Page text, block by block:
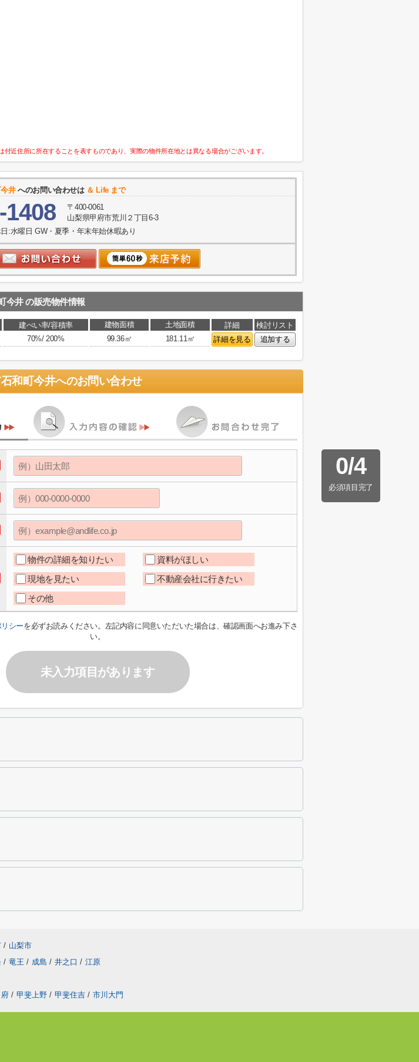
近住所に所在することを表すものであり、実際の物件所在地とは異なる場合がございます。
今井へのお問い合わせは ＆ Life まで
〒400-0061
山梨県甲府市荒川２丁目6-3
:水曜日 GW・夏季・年末年始休暇あり
今井の販売物件情報
建ぺい率/容積率 建物面積 土地面積 詳細
検討リスト
70%/ 200% 99.36㎡ 181.11㎡ 詳細を見る 追加する
和町今井へのお問い合わせ
0/4
必須項目完了
物件の詳細を知りたい
資料がほしい
現地を見たい
不動産会社に行きたい
その他
シーを必ずお読みください。左記内容に同意いただいた場合は、確認画面へお進み下さ
い。
未入力項目があります
/ 山梨市
/ 竜王 / 成島 / 井之口 / 江原
/ 甲斐上野 / 甲斐住吉 / 市川大門